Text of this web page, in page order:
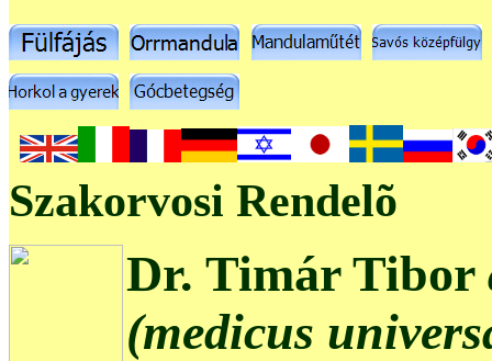
Szakorvosi Rendelõ
Dr. Timár Tibor
(medicus